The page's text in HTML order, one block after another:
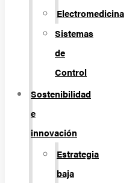
Electromedicina
Sistemas
de
Control
Sostenibilidad
e
innovación
Estrategia
baja